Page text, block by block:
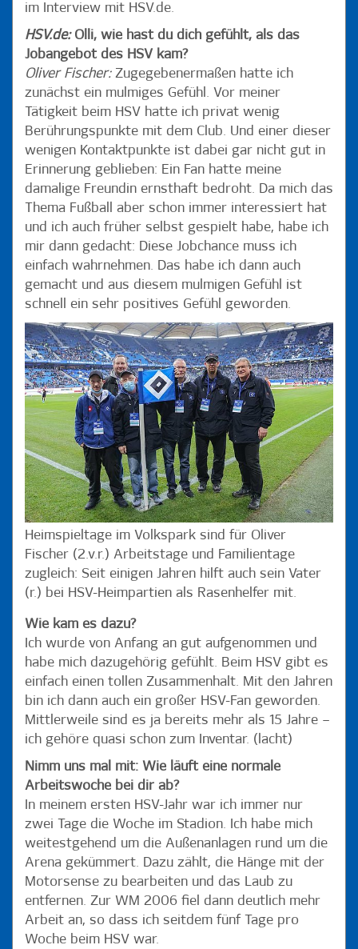
im Interview mit HSV.de.
HSV.de:Olli, wie hast du dich gefühlt, als das
Jobangebot des HSV kam?
Oliver Fischer: Zugegebenermaßen hatte ich
zunächst ein mulmiges Gefühl. Vor meiner
Tätigkeit beim HSV hatte ich privat wenig
Berührungspunkte mit dem Club. Und einer dieser
wenigen Kontaktpunkte ist dabei gar nicht gut in
Erinnerung geblieben: Ein Fan hatte meine
damalige Freundin ernsthaft bedroht. Da mich das
Thema Fußball aber schon immer interessiert hat
und ich auch früher selbst gespielt habe, habe ich
mir dann gedacht: Diese Jobchance muss ich
einfach wahrnehmen. Das habe ich dann auch
gemacht und aus diesem mulmigen Gefühl ist
schnell ein sehr positives Gefühl geworden.
Heimspieltage im Volkspark sind für Oliver
Fischer (2.v.r.) Arbeitstage und Familientage
zugleich: Seit einigen Jahren hilft auch sein Vater
(r.) bei HSV-Heimpartien als Rasenhelfer mit.
Wie kam es dazu?
Ich wurde von Anfang an gut aufgenommen und
habe mich dazugehörig gefühlt. Beim HSV gibt es
einfach einen tollen Zusammenhalt. Mit den Jahren
bin ich dann auch ein großer HSV-Fan geworden.
Mittlerweile sind es ja bereits mehr als 15 Jahre –
ich gehöre quasi schon zum Inventar. (lacht)
Nimm uns mal mit: Wie läuft eine normale
Arbeitswoche bei dir ab?
In meinem ersten HSV-Jahr war ich immer nur
zwei Tage die Woche im Stadion. Ich habe mich
weitestgehend um die Außenanlagen rund um die
Arena gekümmert. Dazu zählt, die Hänge mit der
Motorsense zu bearbeiten und das Laub zu
entfernen. Zur WM 2006 fiel dann deutlich mehr
Arbeit an, so dass ich seitdem fünf Tage pro
Woche beim HSV war.